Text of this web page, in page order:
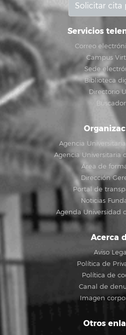
Solicitar cita
Servicios
Correo
Campus
Sede
Biblioteca
Directorio
Buscador
Agencia
Agencia Universitaria
Área de
Dirección
Portal de
Noticias
Agenda Universidad
Acerca
Aviso
Política de
Política de
Canal de
Imagen
Otros